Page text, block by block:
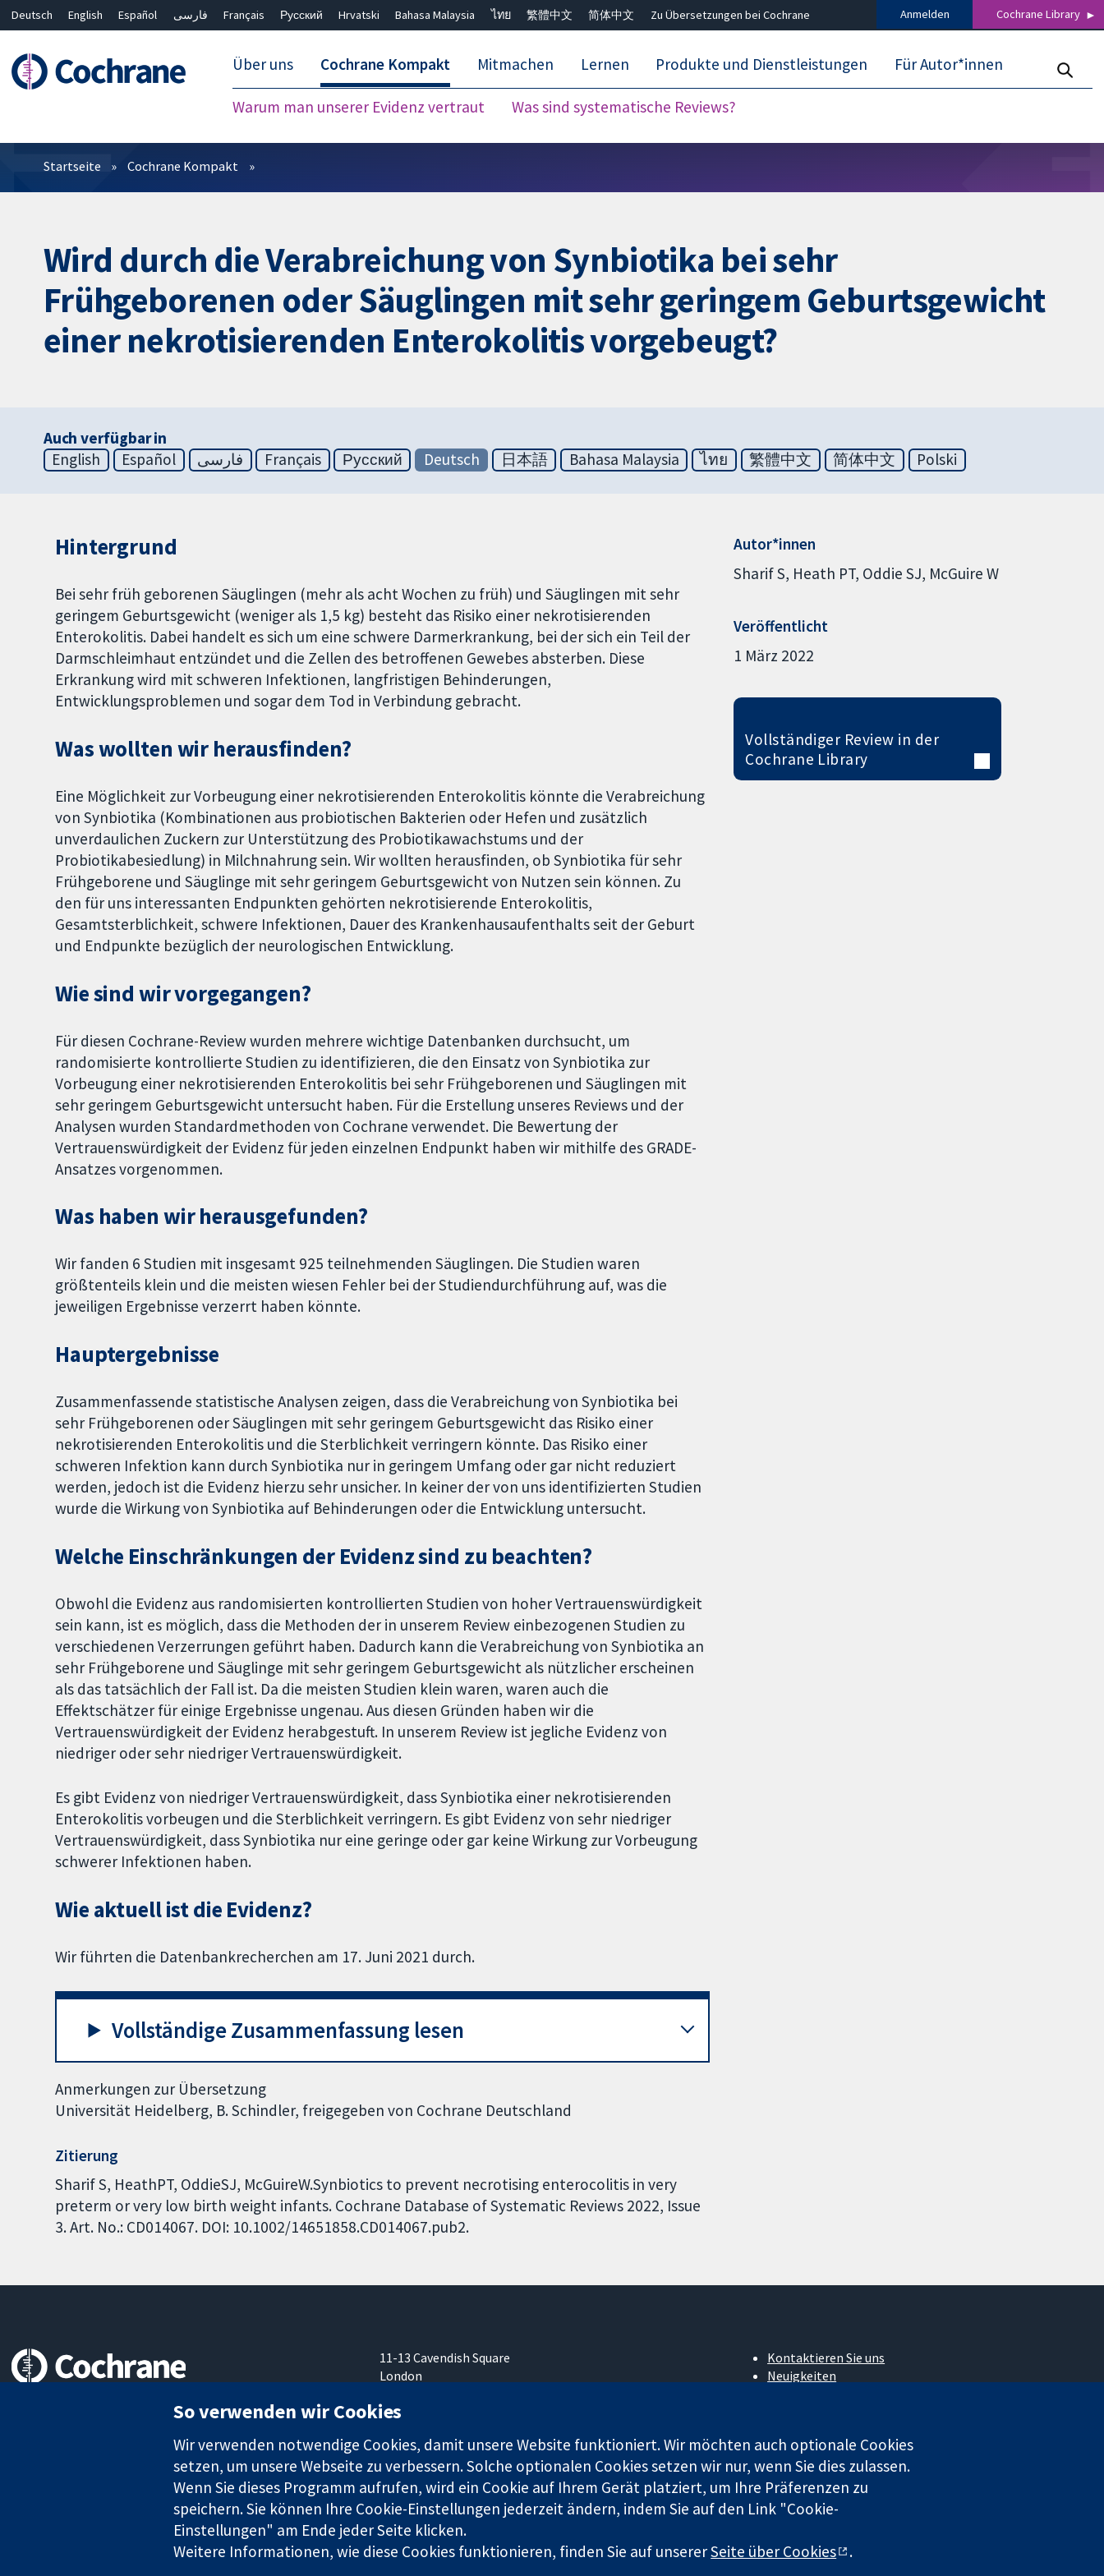
Deutsch English Español فارسی Français Русский Hrvatski Bahasa Malaysia ไทย 繁體中文 简体中文 Zu Übersetzungen bei Cochrane Anmelden Cochrane Library
Über uns Cochrane Kompakt
Warum man unserer Evidenz vertraut Was sind systematische Reviews?
Mitmachen Lernen Produkte und Dienstleistungen Für Autor*innen
Filter
Startseite Cochrane Kompakt
Wird durch die Verabreichung von Synbiotika bei sehr
Frühgeborenen oder Säuglingen mit sehr geringem Geburtsgewicht
einer nekrotisierenden Enterokolitis vorgebeugt?
Auch verfügbar in
English
Español فارسی Français Русский Deutsch 日本語 Bahasa Malaysia ไทย 繁體中文 简体中文 Polski
Hintergrund
Bei sehr früh geborenen Säuglingen (mehr als acht Wochen zu früh) und Säuglingen mit sehr
geringem Geburtsgewicht (weniger als 1,5 kg) besteht das Risiko einer nekrotisierenden
Enterokolitis. Dabei handelt es sich um eine schwere Darmerkrankung, bei der sich ein Teil der
Darmschleimhaut entzündet und die Zellen des betroffenen Gewebes absterben. Diese
Erkrankung wird mit schweren Infektionen, langfristigen Behinderungen,
Entwicklungsproblemen und sogar dem Tod in Verbindung gebracht.
Was wollten wir herausfinden?
Eine Möglichkeit zur Vorbeugung einer nekrotisierenden Enterokolitis könnte die Verabreichung
von Synbiotika (Kombinationen aus probiotischen Bakterien oder Hefen und zusätzlich
unverdaulichen Zuckern zur Unterstützung des Probiotikawachstums und der
Probiotikabesiedlung) in Milchnahrung sein. Wir wollten herausfinden, ob Synbiotika für sehr
Frühgeborene und Säuglinge mit sehr geringem Geburtsgewicht von Nutzen sein können. Zu
den für uns interessanten Endpunkten gehörten nekrotisierende Enterokolitis,
Gesamtsterblichkeit, schwere Infektionen, Dauer des Krankenhausaufenthalts seit der Geburt
und Endpunkte bezüglich der neurologischen Entwicklung.
Wie sind wir vorgegangen?
Für diesen Cochrane-Review wurden mehrere wichtige Datenbanken durchsucht, um
randomisierte kontrollierte Studien zu identifizieren, die den Einsatz von Synbiotika zur
Vorbeugung einer nekrotisierenden Enterokolitis bei sehr Frühgeborenen und Säuglingen mit
sehr geringem Geburtsgewicht untersucht haben. Für die Erstellung unseres Reviews und der
Analysen wurden Standardmethoden von Cochrane verwendet. Die Bewertung der
Vertrauenswürdigkeit der Evidenz für jeden einzelnen Endpunkt haben wir mithilfe des GRADE-
Ansatzes vorgenommen.
Was haben wir herausgefunden?
Wir fanden 6 Studien mit insgesamt 925 teilnehmenden Säuglingen. Die Studien waren
größtenteils klein und die meisten wiesen Fehler bei der Studiendurchführung auf, was die
jeweiligen Ergebnisse verzerrt haben könnte.
Hauptergebnisse
Zusammenfassende statistische Analysen zeigen, dass die Verabreichung von Synbiotika bei
sehr Frühgeborenen oder Säuglingen mit sehr geringem Geburtsgewicht das Risiko einer
nekrotisierenden Enterokolitis und die Sterblichkeit verringern könnte. Das Risiko einer
schweren Infektion kann durch Synbiotika nur in geringem Umfang oder gar nicht reduziert
werden, jedoch ist die Evidenz hierzu sehr unsicher. In keiner der von uns identifizierten Studien
wurde die Wirkung von Synbiotika auf Behinderungen oder die Entwicklung untersucht.
Welche Einschränkungen der Evidenz sind zu beachten?
Obwohl die Evidenz aus randomisierten kontrollierten Studien von hoher Vertrauenswürdigkeit
sein kann, ist es möglich, dass die Methoden der in unserem Review einbezogenen Studien zu
verschiedenen Verzerrungen geführt haben. Dadurch kann die Verabreichung von Synbiotika an
sehr Frühgeborene und Säuglinge mit sehr geringem Geburtsgewicht als nützlicher erscheinen
als das tatsächlich der Fall ist. Da die meisten Studien klein waren, waren auch die
Effektschätzer für einige Ergebnisse ungenau. Aus diesen Gründen haben wir die
Vertrauenswürdigkeit der Evidenz herabgestuft. In unserem Review ist jegliche Evidenz von
niedriger oder sehr niedriger Vertrauenswürdigkeit.
Es gibt Evidenz von niedriger Vertrauenswürdigkeit, dass Synbiotika einer nekrotisierenden
Enterokolitis vorbeugen und die Sterblichkeit verringern. Es gibt Evidenz von sehr niedriger
Vertrauenswürdigkeit, dass Synbiotika nur eine geringe oder gar keine Wirkung zur Vorbeugung
schwerer Infektionen haben.
Wie aktuell ist die Evidenz?
Wir führten die Datenbankrecherchen am 17. Juni 2021 durch.
Vollständige Zusammenfassung lesen
Anmerkungen zur Übersetzung
Universität Heidelberg, B. Schindler, freigegeben von Cochrane Deutschland
Zitierung
Sharif S, HeathPT, OddieSJ, McGuireW.Synbiotics to prevent necrotising enterocolitis in very
preterm or very low birth weight infants. Cochrane Database of Systematic Reviews 2022, Issue
3. Art. No.: CD014067. DOI: 10.1002/14651858.CD014067.pub2.
Autor*innen
Sharif S Heath PT Oddie SJ McGuire W
Veröffentlicht
1 März 2022
Vollständiger Review in der
Cochrane Library
11-13 Cavendish Square
London
Vereinigtes Königreich
Kontaktieren Sie uns
Neuigkeiten
Cochrane Library
Die Cochrane Collaboration ist eine gemeinützige Organisation (Nr. 1045921) und in England und in Wales als eine Gesellschaft mit beschränkter Haftung (Nr. 03044323) registriert. Umsatzsteuer-
Identifikationsnummer GB 718 2127 49.
Bedingungen für die Webseite Haftungsausschluss|Datenschutz
So verwenden wir Cookies
Wir verwenden notwendige Cookies, damit unsere Website funktioniert. Wir möchten auch optionale Cookies
setzen, um unsere Webseite zu verbessern. Solche optionalen Cookies setzen wir nur, wenn Sie dies zulassen.
Wenn Sie dieses Programm aufrufen, wird ein Cookie auf Ihrem Gerät platziert, um Ihre Präferenzen zu
speichern. Sie können Ihre Cookie-Einstellungen jederzeit ändern, indem Sie auf den Link "Cookie-
Einstellungen" am Ende jeder Seite klicken.
Weitere Informationen, wie diese Cookies funktionieren, finden Sie auf unsererSeite über Cookies .